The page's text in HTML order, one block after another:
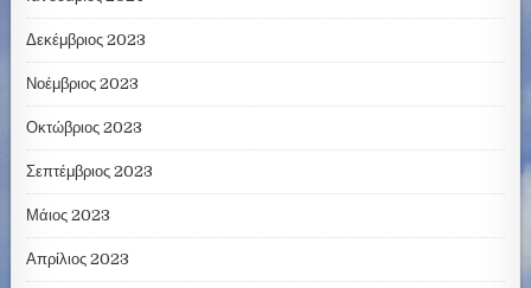
Δεκέμβριος 2023
Νοέμβριος 2023
Οκτώβριος 2023
Σεπτέμβριος 2023
Μάιος 2023
Απρίλιος 2023